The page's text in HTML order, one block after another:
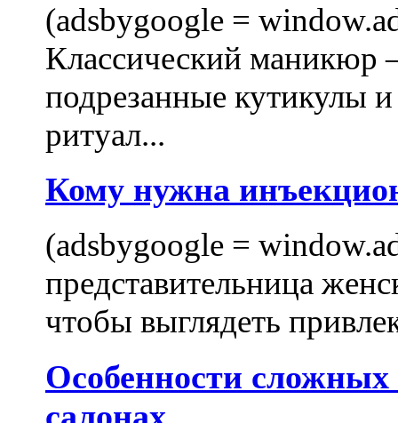
(adsbygoogle =
Классический маникюр
подрезанные кутикулы
ритуал...
Кому нужна
(adsbygoogle =
представительница
чтобы выглядеть
Особенности